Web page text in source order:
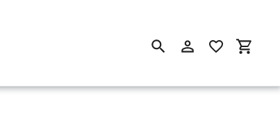
SuchenEinloggen